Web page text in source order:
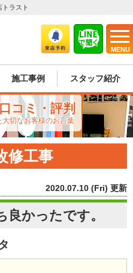
MENU
ラスト
施工事例 スタッフ紹介
コミ・評判
切なお客様のお言葉
修工事
2020.07.10 (Fri) 更新
良かったです。